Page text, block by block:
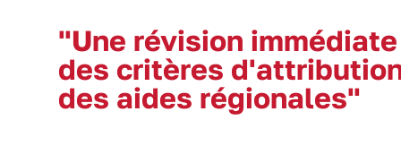
"Une révision immédiate
des critères
des aides régionales"